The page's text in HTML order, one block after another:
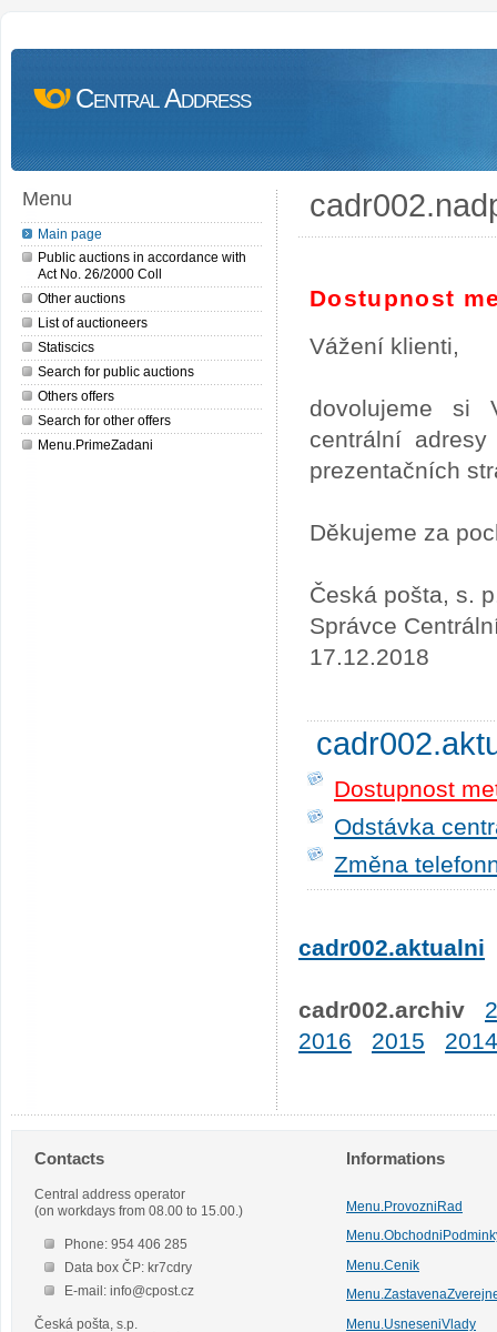
Central Address
Menu
Main page
Public auctions in accordance with
Act No. 26/2000 Coll
Other auctions
List of auctioneers
Statiscics
Search for public auctions
Others offers
Search for other offers
Menu.PrimeZadani
Dostupnost
Vážení klienti,
dovolujeme si
centrální
prezentačních
Děkujeme za
Česká pošta, s.
Správce
17.12.2018
Dostupnost
Odstávka
Změna
cadr002.aktualni
cadr002.archiv
2016
2015 2014
Contacts
Central address operator
(on workdays from 08.00 to 15.00.)
Phone: 954 406 285
Data box ČP: kr7cdry
E-mail: info@cpost.cz
Česká pošta, s.p.
Informations
Menu.ProvozniRad
Menu.Cenik
Menu.UsneseniVlady